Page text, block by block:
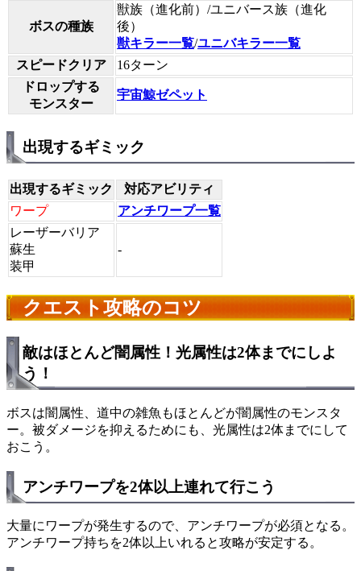
ボスの種族
獣族（進化前）/ユニバース族（進化
後）
獣キラー一覧/ユニバキラー一覧
スピードクリア
16ターン
ドロップする
モンスター
宇宙鯨ゼペット
出現するギミック
出現するギミック
対応アビリティ
ワープ
アンチワープ一覧
レーザーバリア
蘇生
装甲
-
クエスト攻略のコツ
敵はほとんど闇属性！光属性は2体までにしよ
う！
ボスは闇属性、道中の雑魚もほとんどが闇属性のモンスタ
ー。被ダメージを抑えるためにも、光属性は2体までにして
おこう。
アンチワープを2体以上連れて行こう
大量にワープが発生するので、アンチワープが必須となる。
アンチワープ持ちを2体以上いれると攻略が安定する。